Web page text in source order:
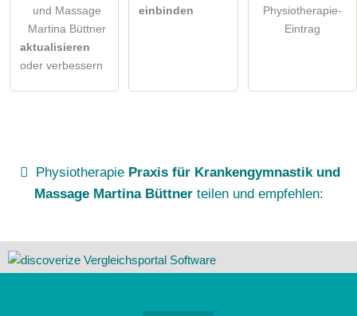
und Massage
Martina Büttner
aktualisieren
oder verbessern
einbinden
Physiotherapie-
Eintrag
Physiotherapie Praxis für Krankengymnastik und
Massage Martina Büttnerteilen und empfehlen: